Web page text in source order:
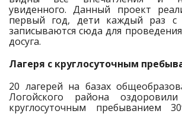
увиденного. Данный проект
первый год, дети каждый раз с
записываются сюда для
досуга.
Лагеря с круглосуточным
20 лагерей на базах
Логойского района
круглосуточным пребыванием